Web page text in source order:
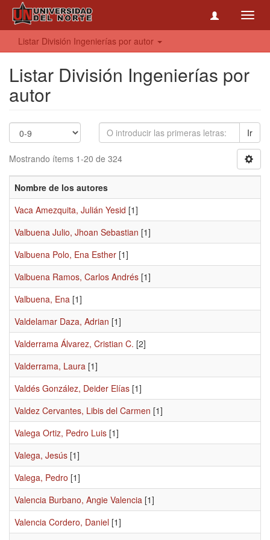
Listar División Ingenierías por autor
Listar División Ingenierías por
autor
Ir
Mostrando ítems 1-20 de 324
Nombre de los autores
Vaca Amezquita, Julián Yesid [1]
Valbuena Julio, Jhoan Sebastian [1]
Valbuena Polo, Ena Esther [1]
Valbuena Ramos, Carlos Andrés [1]
Valbuena, Ena [1]
Valdelamar Daza, Adrian [1]
Valderrama Álvarez, Cristian C. [2]
Valderrama, Laura [1]
Valdés González, Deider Elías [1]
Valdez Cervantes, Libis del Carmen [1]
Valega Ortiz, Pedro Luis [1]
Valega, Jesús [1]
Valega, Pedro [1]
Valencia Burbano, Angie Valencia [1]
Valencia Cordero, Daniel [1]